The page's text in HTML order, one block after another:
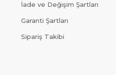
İade ve Değişim Şartları
Garanti Şartları
Sipariş Takibi